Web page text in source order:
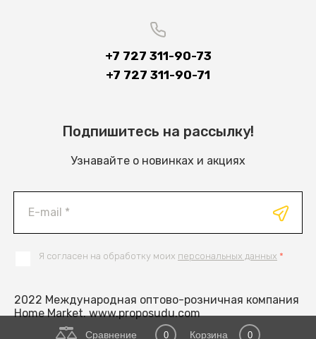
Сравнение 0 Корзина 0
2022 Международная оптово-розничная компания
Home Market. www.proposudu.com
+7 727 311-90-73
+7 727 311-90-71
Подпишитесь на рассылку!
Узнавайте о новинках и акциях
Я согласен на обработку моих персональных данных *